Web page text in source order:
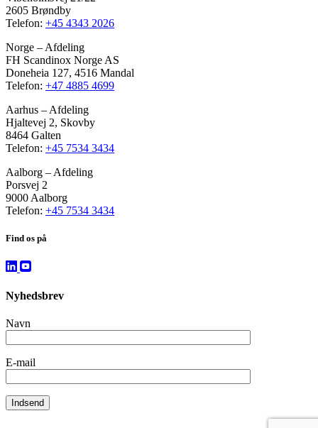
2605 Brøndby
Telefon: +45 4343 2026
Norge – Afdeling
FH Scandinox Norge AS
Doneheia 127, 4516 Mandal
Telefon: +47 4885 4699
Aarhus – Afdeling
Hjaltevej 2, Skovby
8464 Galten
Telefon: +45 7534 3434
Aalborg – Afdeling
Porsvej 2
9000 Aalborg
Telefon: +45 7534 3434
Find os på
Nyhedsbrev
Navn
E-mail